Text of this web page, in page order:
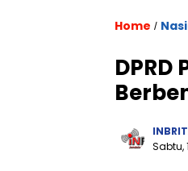
Home /
Sabtu,